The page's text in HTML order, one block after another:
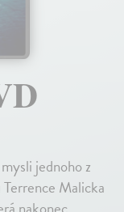
jednoho z
Malicka